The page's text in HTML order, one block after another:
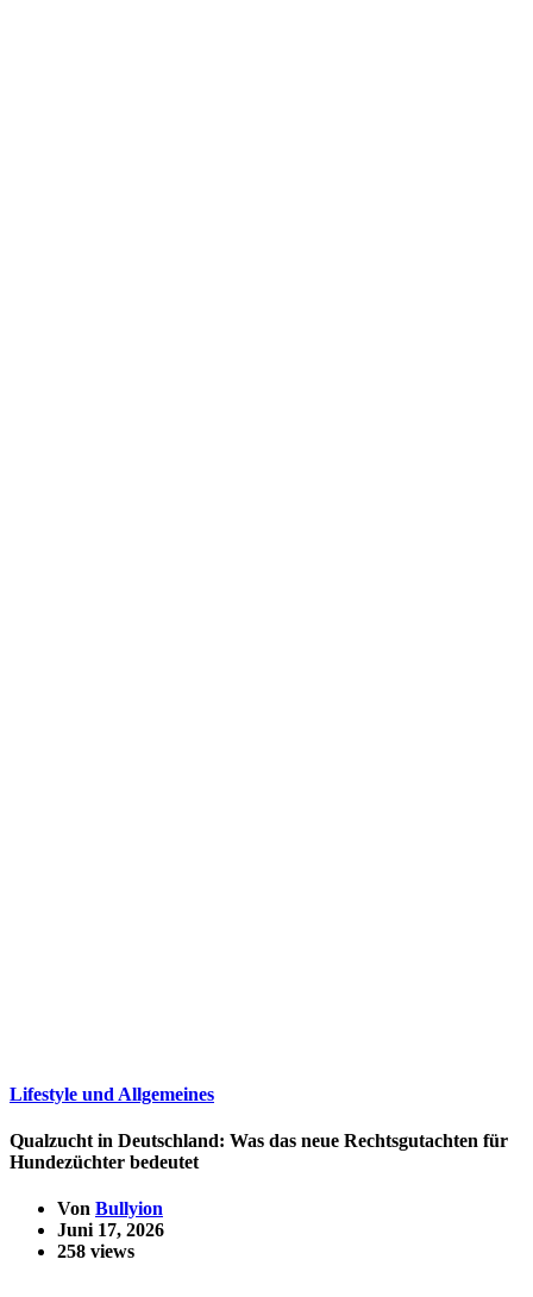
Lifestyle und Allgemeines
Qualzucht in Deutschland: Was das neue Rechtsgutachten für
Hundezüchter bedeutet
Von Bullyion
Juni 17, 2026
258 views